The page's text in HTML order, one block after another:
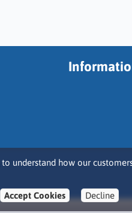
to understand how our
Accept Cookies Decline